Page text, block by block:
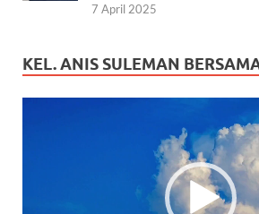
7 April 2025
KEL. ANIS SULEMAN